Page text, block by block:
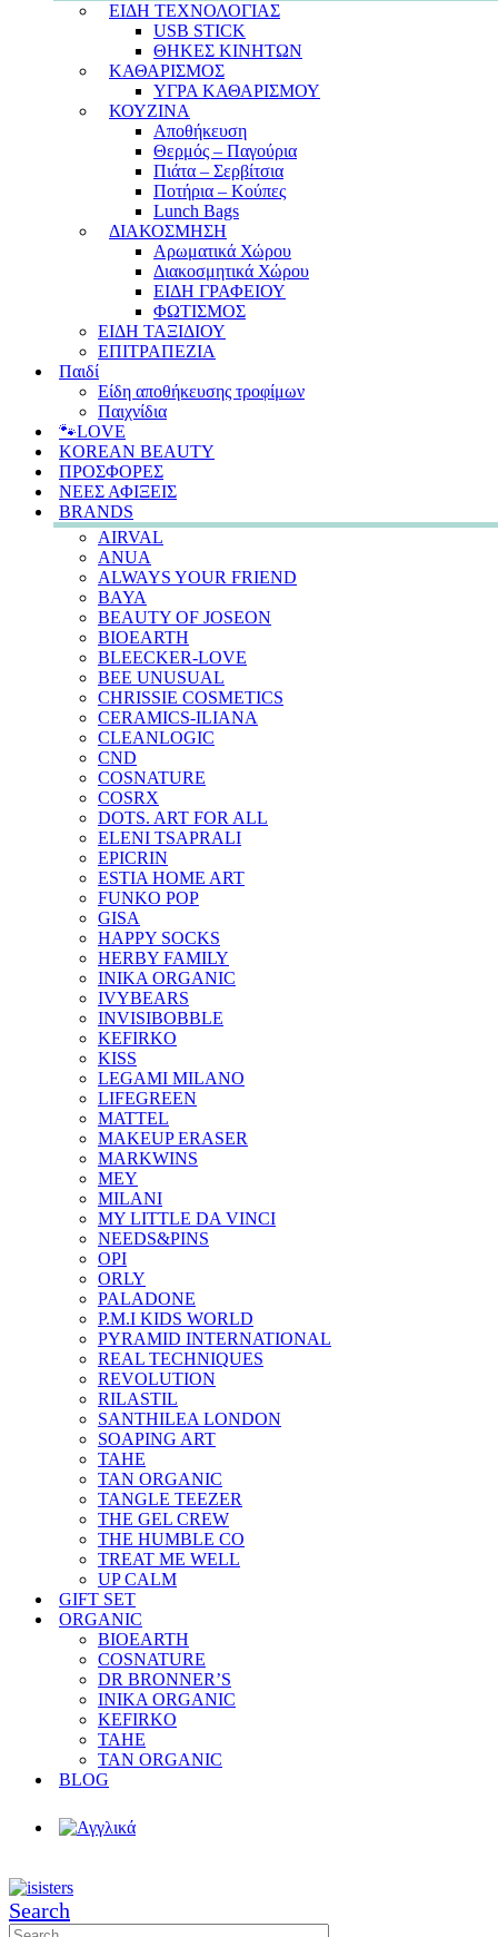
ΕΙΔΗ ΤΕΧΝΟΛΟΓΙΑΣ
USB STICK
ΘΗΚΕΣ ΚΙΝΗΤΩΝ
ΚΑΘΑΡΙΣΜΟΣ
ΥΓΡΑ ΚΑΘΑΡΙΣΜΟΥ
ΚΟΥΖΙΝΑ
Αποθήκευση
Θερμός – Παγούρια
Πιάτα – Σερβίτσια
Ποτήρια – Κούπες
Lunch Bags
ΔΙΑΚΟΣΜΗΣΗ
Αρωματικά Χώρου
Διακοσμητικά Χώρου
ΕΙΔΗ ΓΡΑΦΕΙΟΥ
ΦΩΤΙΣΜΟΣ
ΕΙΔΗ ΤΑΞΙΔΙΟΥ
ΕΠΙΤΡΑΠΕΖΙΑ
Παιδί
Είδη αποθήκευσης τροφίμων
Παιχνίδια
🐾LOVE
KOREAN BEAUTY
ΠΡΟΣΦΟΡΕΣ
ΝΕΕΣ ΑΦΙΞΕΙΣ
BRANDS
AIRVAL
ANUA
ALWAYS YOUR FRIEND
BAYA
BEAUTY OF JOSEON
BIOEARTH
BLEECKER-LOVE
BEE UNUSUAL
CHRISSIE COSMETICS
CERAMICS-ILIANA
CLEANLOGIC
CND
COSNATURE
COSRX
DOTS. ART FOR ALL
ELENI TSAPRALI
EPICRIN
ESTIA HOME ART
FUNKO POP
GISA
HAPPY SOCKS
HERBY FAMILY
INIKA ORGANIC
IVYBEARS
INVISIBOBBLE
KEFIRKO
KISS
LEGAMI MILANO
LIFEGREEN
MATTEL
MAKEUP ERASER
MARKWINS
MEY
MILANI
MY LITTLE DA VINCI
NEEDS&PINS
OPI
ORLY
PALADONE
P.M.I KIDS WORLD
PYRAMID INTERNATIONAL
REAL TECHNIQUES
REVOLUTION
RILASTIL
SANTHILEA LONDON
SOAPING ART
TAHE
TAN ORGANIC
TANGLE TEEZER
THE GEL CREW
THE HUMBLE CO
TREAT ME WELL
UP CALM
GIFT SET
ORGANIC
BIOEARTH
COSNATURE
DR BRONNER’S
INIKA ORGANIC
KEFIRKO
TAHE
TAN ORGANIC
BLOG
Search